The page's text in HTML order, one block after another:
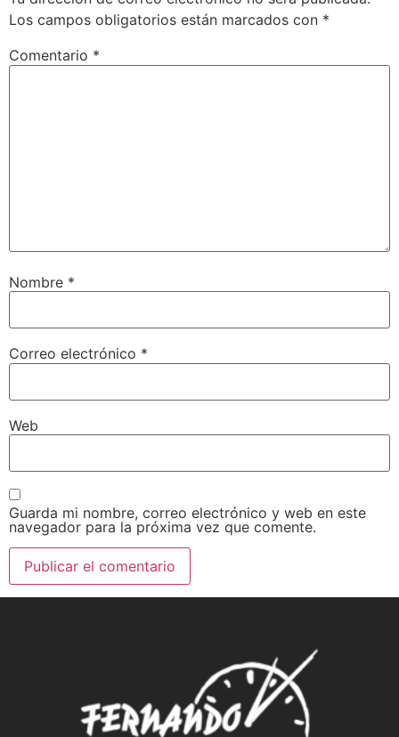
Los campos obligatorios están marcados con *
Comentario *
Nombre *
Correo electrónico *
Web
Guarda mi nombre, correo electrónico y web en este
navegador para la próxima vez que comente.